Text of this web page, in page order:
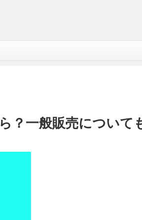
？一般販売について